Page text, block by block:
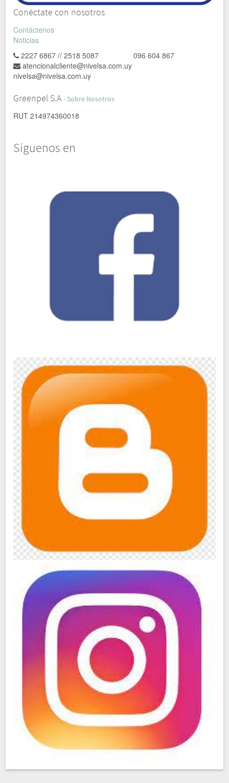
Conéctate con nosotros
Contáctenos
Noticias
2227 6867 // 2518 5087 096 604 867
atencionalcliente@nivelsa.com.uy
nivelsa@nivelsa.com.uy
Greenpel S.A - Sobre Nosotros
RUT 214974360018
Síguenos en